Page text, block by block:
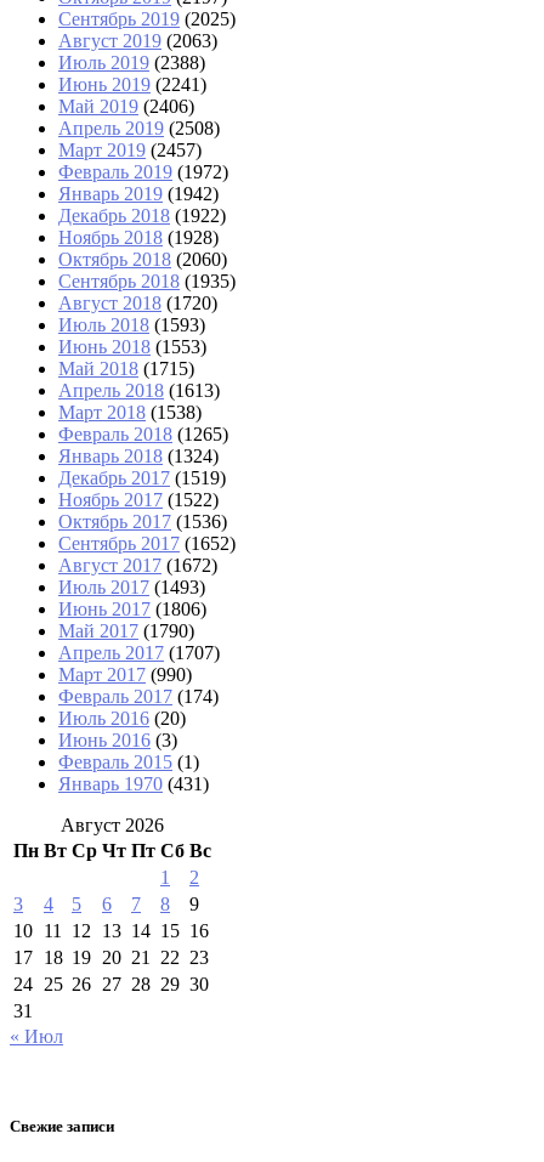
Сентябрь 2019 (2025)
Август 2019 (2063)
Июль 2019 (2388)
Июнь 2019 (2241)
Май 2019 (2406)
Апрель 2019 (2508)
Март 2019 (2457)
Февраль 2019 (1972)
Январь 2019 (1942)
Декабрь 2018 (1922)
Ноябрь 2018 (1928)
Октябрь 2018 (2060)
Сентябрь 2018 (1935)
Август 2018 (1720)
Июль 2018 (1593)
Июнь 2018 (1553)
Май 2018 (1715)
Апрель 2018 (1613)
Март 2018 (1538)
Февраль 2018 (1265)
Январь 2018 (1324)
Декабрь 2017 (1519)
Ноябрь 2017 (1522)
Октябрь 2017 (1536)
Сентябрь 2017 (1652)
Август 2017 (1672)
Июль 2017 (1493)
Июнь 2017 (1806)
Май 2017 (1790)
Апрель 2017 (1707)
Март 2017 (990)
Февраль 2017 (174)
Июль 2016 (20)
Июнь 2016 (3)
Февраль 2015 (1)
Январь 1970 (431)
Август 2026
Пн Вт Ср Чт Пт Сб Вс
1
2
3
4 5 6 7 8
9
10 11 12 13 14 15 16
17 18 19 20 21 22 23
24 25 26 27 28 29 30
31
« Июл
Свежие записи